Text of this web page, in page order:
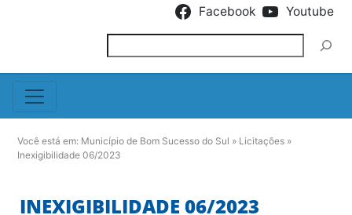
Facebook Youtube
Você está em: Município de Bom Sucesso do Sul » Licitações »
Inexigibilidade 06/2023
INEXIGIBILIDADE 06/2023